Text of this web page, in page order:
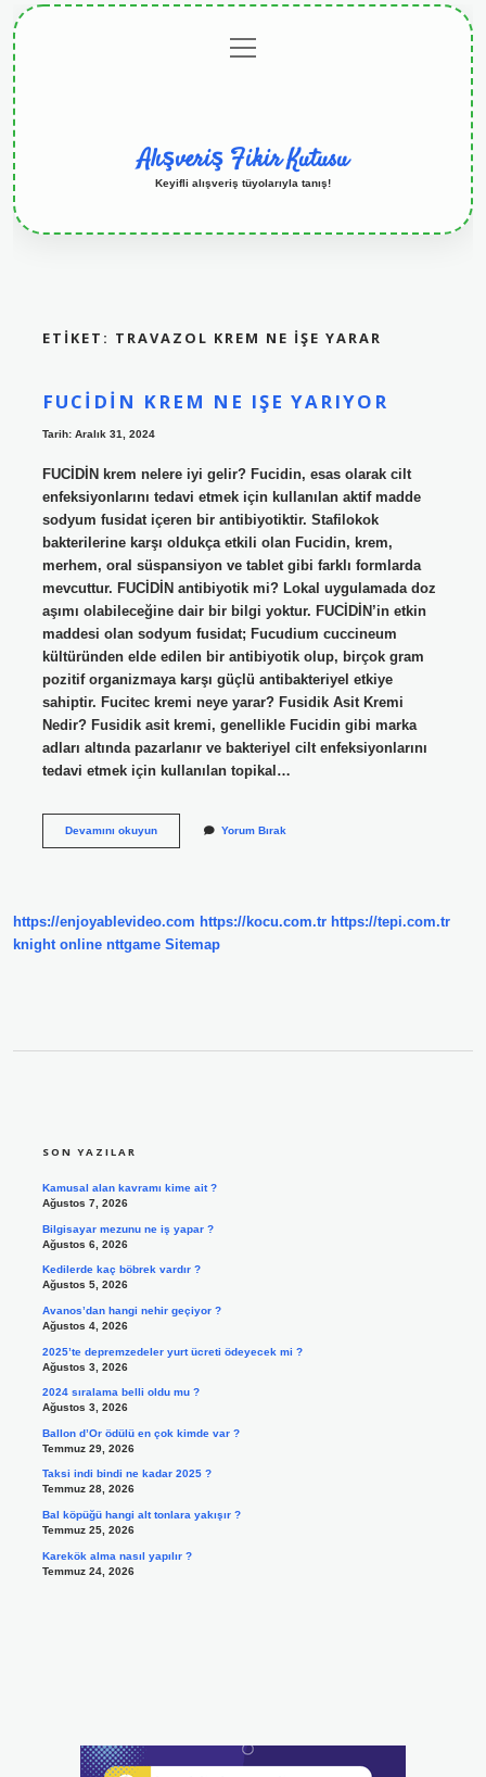
menüyü
aç
Alışveriş Fikir Kutusu
Keyifli alışveriş tüyolarıyla tanış!
ETIKET: TRAVAZOL KREM NE IŞE YARAR
FUCIDIN KREM NE IŞE YARIYOR
Tarih: Aralık 31, 2024
FUCİDİN krem nelere iyi gelir? Fucidin, esas olarak cilt
enfeksiyonlarını tedavi etmek için kullanılan aktif madde
sodyum fusidat içeren bir antibiyotiktir. Stafilokok
bakterilerine karşı oldukça etkili olan Fucidin, krem,
merhem, oral süspansiyon ve tablet gibi farklı formlarda
mevcuttur. FUCİDİN antibiyotik mi? Lokal uygulamada doz
aşımı olabileceğine dair bir bilgi yoktur. FUCİDİN’in etkin
maddesi olan sodyum fusidat; Fucudium cuccineum
kültüründen elde edilen bir antibiyotik olup, birçok gram
pozitif organizmaya karşı güçlü antibakteriyel etkiye
sahiptir. Fucitec kremi neye yarar? Fusidik Asit Kremi
Nedir? Fusidik asit kremi, genellikle Fucidin gibi marka
adları altında pazarlanır ve bakteriyel cilt enfeksiyonlarını
tedavi etmek için kullanılan topikal…
Devamını okuyunFucidin
Yorum Bırak
https://enjoyablevideo.com https://kocu.com.tr https://tepi.com.tr
knight online nttgame Sitemap
SON YAZILAR
Kamusal alan kavramı kime ait ?
Ağustos 7, 2026
Bilgisayar mezunu ne iş yapar ?
Ağustos 6, 2026
Kedilerde kaç böbrek vardır ?
Ağustos 5, 2026
Avanos’dan hangi nehir geçiyor ?
Ağustos 4, 2026
2025’te depremzedeler yurt ücreti ödeyecek mi ?
Ağustos 3, 2026
2024 sıralama belli oldu mu ?
Ağustos 3, 2026
Ballon d’Or ödülü en çok kimde var ?
Temmuz 29, 2026
Taksi indi bindi ne kadar 2025 ?
Temmuz 28, 2026
Bal köpüğü hangi alt tonlara yakışır ?
Temmuz 25, 2026
Karekök alma nasıl yapılır ?
Temmuz 24, 2026